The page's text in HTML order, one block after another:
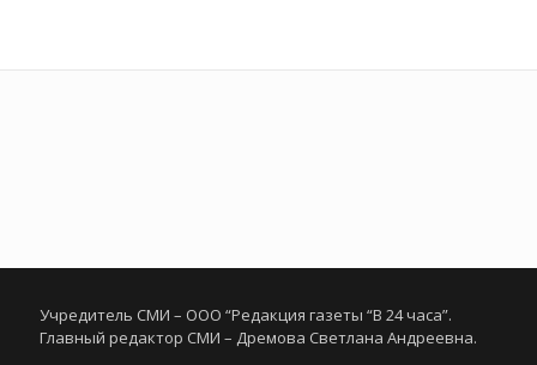
Учредитель СМИ – ООО “Редакция газеты “В 24 часа”.
Главный редактор СМИ – Дремова Светлана Андреевна.